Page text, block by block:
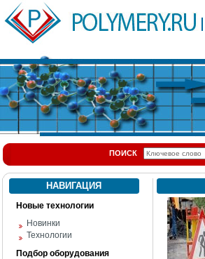
ПОИСК
НАВИГАЦИЯ
Новые технологии
Новинки
Технологии
Подбор оборудования